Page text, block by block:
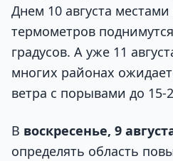
Днем 10 августа
термометров
градусов. А уже 11
многих районах
ветра с порывами до 15-
В воскресенье, 9
определять область